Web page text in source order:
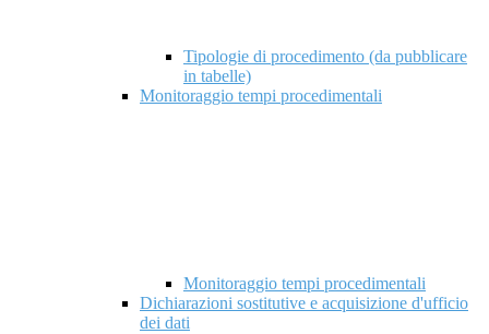
Tipologie di procedimento (da pubblicare
in tabelle)
Monitoraggio tempi procedimentali
Monitoraggio tempi procedimentali
Dichiarazioni sostitutive e acquisizione d'ufficio
dei dati